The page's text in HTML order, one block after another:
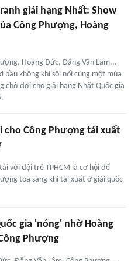
giải hạng Nhất: Show
Công Phượng, Hoàng
Hoàng Đức, Đặng Văn Lâm...
bầu không khí sôi nổi cùng một mùa
chờ đợi cho giải hạng Nhất Quốc gia
cho Công Phượng tái xuất
với đội trẻ TPHCM là cơ hội để
tỏa sáng khi tái xuất ở giải quốc
gia 'nóng' nhờ Hoàng
Phượng